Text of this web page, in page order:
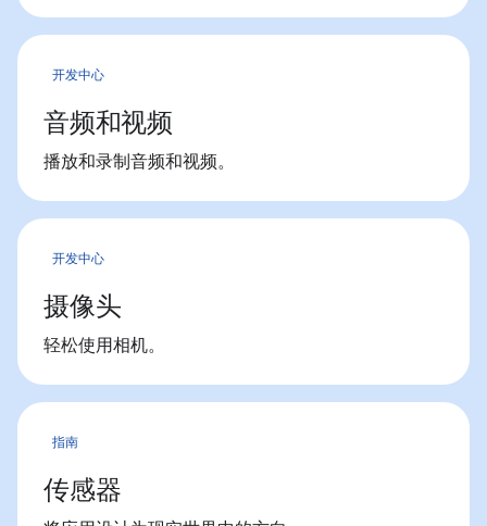
开发中心
音频和视频
播放和录制音频和视频。
开发中心
摄像头
轻松使用相机。
指南
传感器